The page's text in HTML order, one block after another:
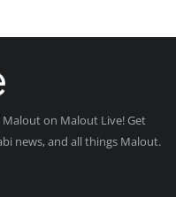
on Malout Live! Get
news, and all things Malout.